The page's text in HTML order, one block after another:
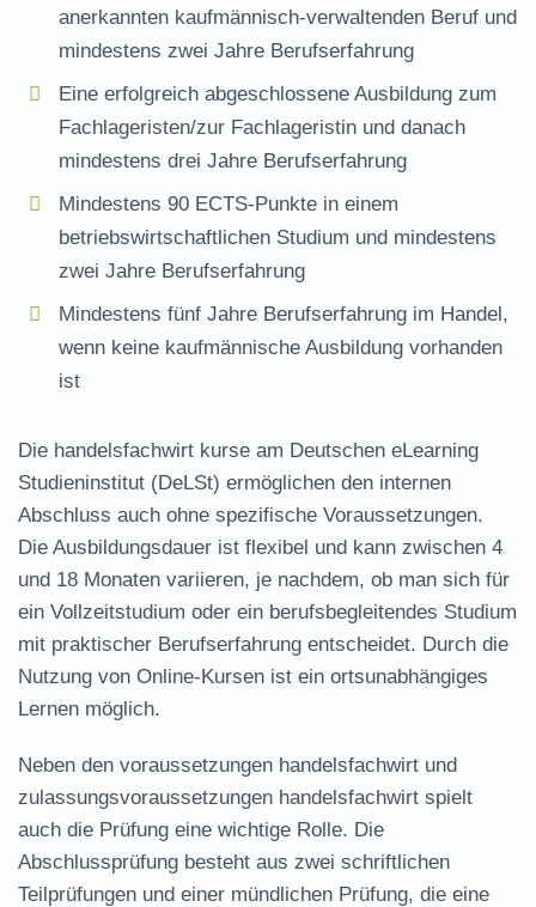
anerkannten kaufmännisch-verwaltenden Beruf und
mindestens zwei Jahre Berufserfahrung
Eine erfolgreich abgeschlossene Ausbildung zum
Fachlageristen/zur Fachlageristin und danach
mindestens drei Jahre Berufserfahrung
Mindestens 90 ECTS-Punkte in einem
betriebswirtschaftlichen Studium und mindestens
zwei Jahre Berufserfahrung
Mindestens fünf Jahre Berufserfahrung im Handel,
wenn keine kaufmännische Ausbildung vorhanden
ist
Die handelsfachwirt kurse am Deutschen eLearning
Studieninstitut (DeLSt) ermöglichen den internen
Abschluss auch ohne spezifische Voraussetzungen.
Die Ausbildungsdauer ist flexibel und kann zwischen 4
und 18 Monaten variieren, je nachdem, ob man sich für
ein Vollzeitstudium oder ein berufsbegleitendes Studium
mit praktischer Berufserfahrung entscheidet. Durch die
Nutzung von Online-Kursen ist ein ortsunabhängiges
Lernen möglich.
Neben den voraussetzungen handelsfachwirt und
zulassungsvoraussetzungen handelsfachwirt spielt
auch die Prüfung eine wichtige Rolle. Die
Abschlussprüfung besteht aus zwei schriftlichen
Teilprüfungen und einer mündlichen Prüfung, die eine